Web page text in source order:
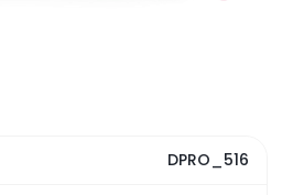
DPRO_516